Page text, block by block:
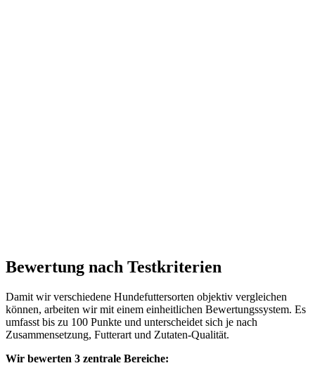
Bewertung nach Testkriterien
Damit wir verschiedene Hundefuttersorten objektiv vergleichen
können, arbeiten wir mit einem einheitlichen Bewertungssystem. Es
umfasst bis zu 100 Punkte und unterscheidet sich je nach
Zusammensetzung, Futterart und Zutaten-Qualität.
Wir bewerten 3 zentrale Bereiche: